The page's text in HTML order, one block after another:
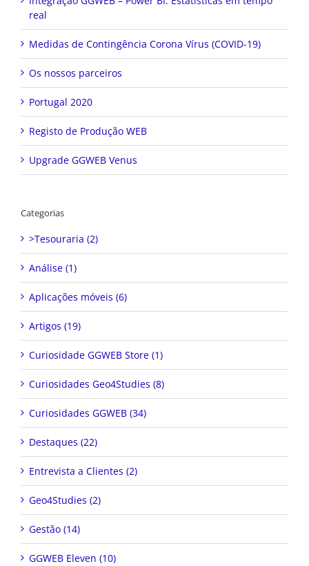
real
Medidas de Contingência Corona Vírus (COVID-19)
Os nossos parceiros
Portugal 2020
Registo de Produção WEB
Upgrade GGWEB Venus
Categorias
>Tesouraria (2)
Análise (1)
Aplicações móveis (6)
Artigos (19)
Curiosidade GGWEB Store (1)
Curiosidades Geo4Studies (8)
Curiosidades GGWEB (34)
Destaques (22)
Entrevista a Clientes (2)
Geo4Studies (2)
Gestão (14)
GGWEB Eleven (10)